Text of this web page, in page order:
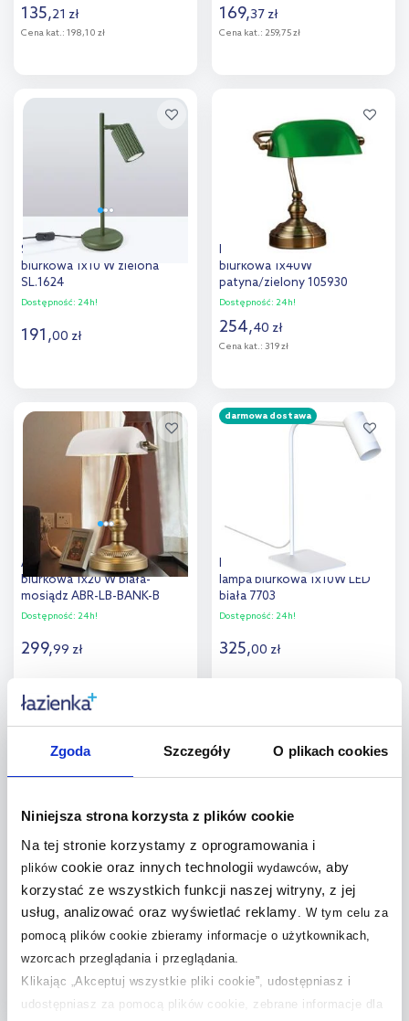
Zgoda Szczegóły O plikach cookies
Niniejsza strona korzysta z plików cookie
Na tej stronie korzystamy z oprogramowania i
plikówcookie oraz innych technologii wydawców, aby
korzystać ze wszystkich funkcji naszej witryny, z jej
usług, analizować oraz wyświetlać reklamy
W tym celu za
pomocą plików cookie zbieramy informacje o użytkownikach,
wzorcach przeglądania i przeglądania.
Klikając „Akceptuj wszystkie pliki cookie”, udostępniasz i
udostępniasz za pomocą plików cookie, zebrane informacje dla
135,21 zł
Cena kat.: 198,10 zł
Dodaj do
porównania
169,37 zł
Cena kat.: 259,75 zł
porównania
Sollux Lighting Karbon lampa
biurkowa 1x10 W zielona
SL.1624
Dostępność: 24h!
191,00 zł
Dodaj do
porównania
Markslöjd Bankers lampa
biurkowa 1x40W
patyna/zielony 105930
Dostępność: 24h!
254,40 zł
Cena kat.: 319 zł
Dodaj do
Abruzzo Bankierki lampa
biurkowa 1x20 W biała-
mosiądz ABR-LB-BANK-B
Dostępność: 24h!
299,99 zł
Do koszyka
porównania
darmowa dostawa
Nowodvorski Lighting Mono
lampa biurkowa 1x10W LED
biała 7703
Dostępność: 24h!
325,00 zł
porównania
One Light Diodor S lampa
biurkowa 3W+6W czarna
61132A/B/W
Dostępność:24h!
399,20 zł